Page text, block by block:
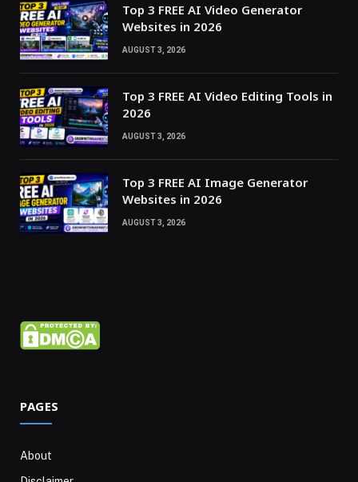
Top 3 FREE AI Video Generator
Websites in 2026
AUGUST 3, 2026
Top 3 FREE AI Video Editing Tools in
2026
AUGUST 3, 2026
Top 3 FREE AI Image Generator
Websites in 2026
AUGUST 3, 2026
PAGES
About